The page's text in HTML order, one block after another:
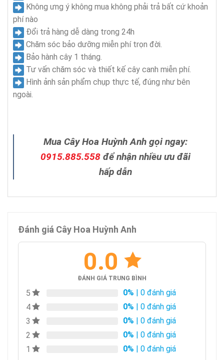
Không ưng ý không mua không phải trả bất cứ khoản
phí nào
Đổi trả hàng dễ dàng trong 24h
Chăm sóc bảo dưỡng miễn phí trọn đời.
Bảo hành cây 1 tháng.
Tư vấn chăm sóc và thiết kế cây canh miễn phí.
Hình ảnh sản phẩm chụp thực tế, đúng như bên
ngoài.
Mua Cây Hoa Huỳnh Anh gọi ngay:
0915.885.558 để nhận nhiều ưu đãi
hấp dẫn
Đánh giá Cây Hoa Huỳnh Anh
0.0
ĐÁNH GIÁ TRUNG BÌNH
5 0% | 0 đánh giá
4
0% | 0 đánh giá
3
0% | 0 đánh giá
2
0% | 0 đánh giá
1
0% | 0 đánh giá